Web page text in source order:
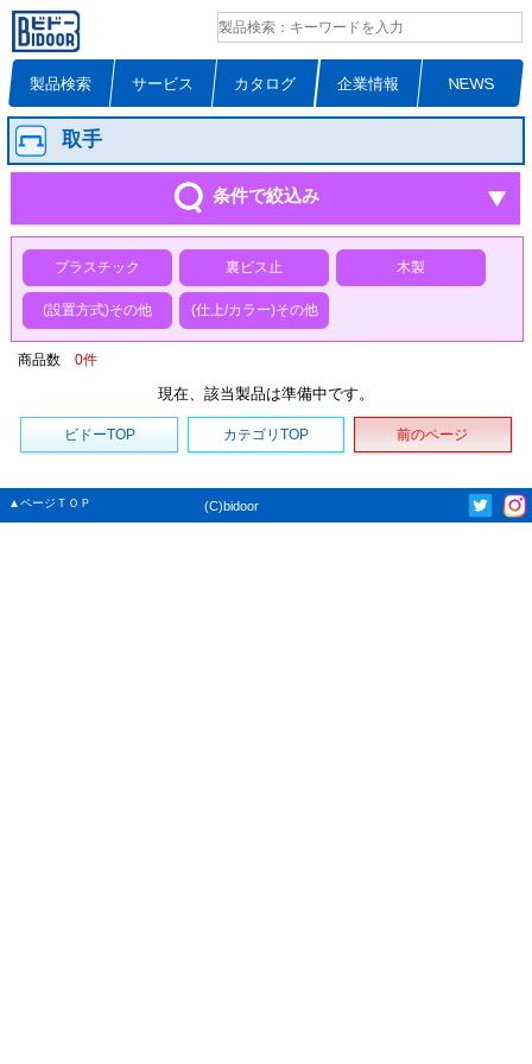
製品検索 サービス カタログ 企業情報 NEWS
取手
条件で絞込み
プラスチック 裏ビス止 木製
(設置方式)その他 (仕上/カラー)その他
商品数 0件
現在、該当製品は準備中です。
ビドーTOP カテゴリTOP 前のページ
▲ページＴＯＰ (C)bidoor